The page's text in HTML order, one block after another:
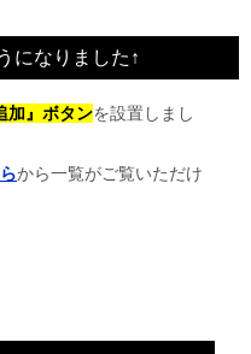
になりました↑
加』ボタンを設置しまし
から一覧がご覧いただけ